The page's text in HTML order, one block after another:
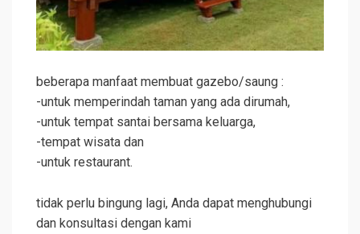
beberapa manfaat membuat gazebo/saung :
-untuk memperindah taman yang ada dirumah,
-untuk tempat santai bersama keluarga,
-tempat wisata dan
-untuk restaurant.
tidak perlu bingung lagi, Anda dapat menghubungi
dan konsultasi dengan kami